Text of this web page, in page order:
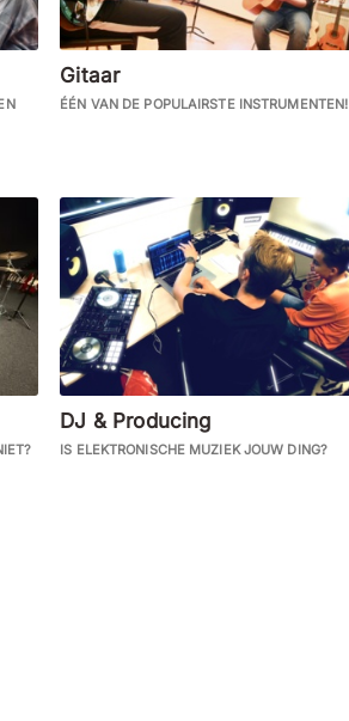
Gitaar
ÉÉN VAN DE POPULAIRSTE INSTRUMENTEN!
DJ & Producing
IS ELEKTRONISCHE MUZIEK JOUW DING?